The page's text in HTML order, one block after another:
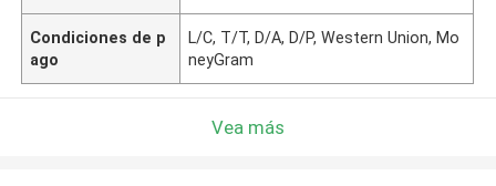
Condiciones de p
ago
L/C, T/T, D/A, D/P, Western Union, Mo
neyGram
Vea más